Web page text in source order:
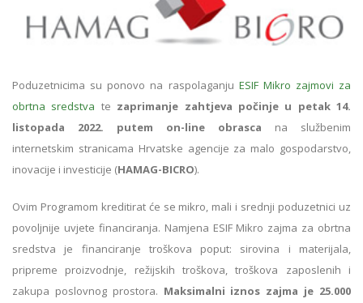
Poduzetnicima su ponovo na raspolaganju ESIF Mikro zajmovi za
obrtna sredstva te zaprimanje zahtjeva počinje u petak 14.
listopada 2022. putem on-line obrasca na službenim
internetskim stranicama Hrvatske agencije za malo gospodarstvo,
inovacije i investicije (HAMAG-BICRO).
Ovim Programom kreditirat će se mikro, mali i srednji poduzetnici uz
povoljnije uvjete financiranja. Namjena ESIF Mikro zajma za obrtna
sredstva je financiranje troškova poput: sirovina i materijala,
pripreme proizvodnje, režijskih troškova, troškova zaposlenih i
zakupa poslovnog prostora. Maksimalni iznos zajma je 25.000